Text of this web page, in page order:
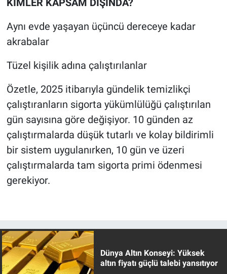
KİMLER KAPSAM DIŞINDA?
Aynı evde yaşayan üçüncü dereceye kadar
akrabalar
Tüzel kişilik adına çalıştırılanlar
Özetle, 2025 itibarıyla gündelik temizlikçi
çalıştıranların sigorta yükümlülüğü çalıştırılan
gün sayısına göre değişiyor. 10 günden az
çalıştırmalarda düşük tutarlı ve kolay bildirimli
bir sistem uygulanırken, 10 gün ve üzeri
çalıştırmalarda tam sigorta primi ödenmesi
gerekiyor.
Dünya Altın Konseyi: Yüksek
altın fiyatı güçlü talebi yansıtıyor